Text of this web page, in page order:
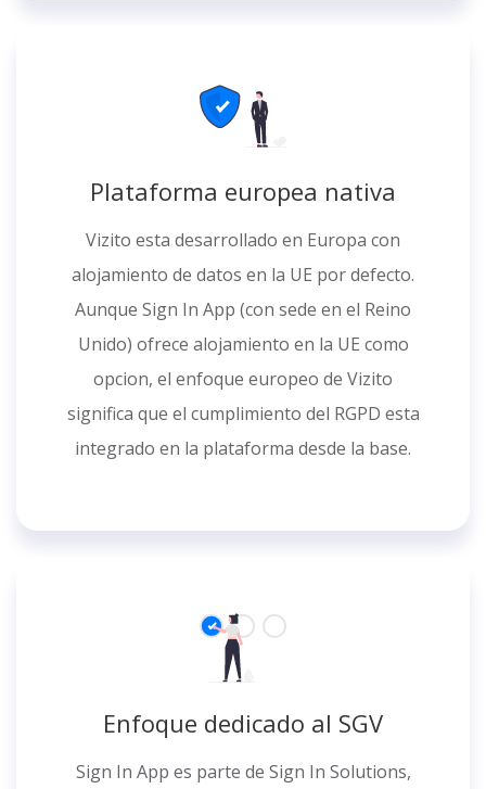
Plataforma europea nativa
Vizito esta desarrollado en Europa con
alojamiento de datos en la UE por defecto.
Aunque Sign In App (con sede en el Reino
Unido) ofrece alojamiento en la UE como
opcion, el enfoque europeo de Vizito
significa que el cumplimiento del RGPD esta
integrado en la plataforma desde la base.
Enfoque dedicado al SGV
Sign In App es parte de Sign In Solutions,